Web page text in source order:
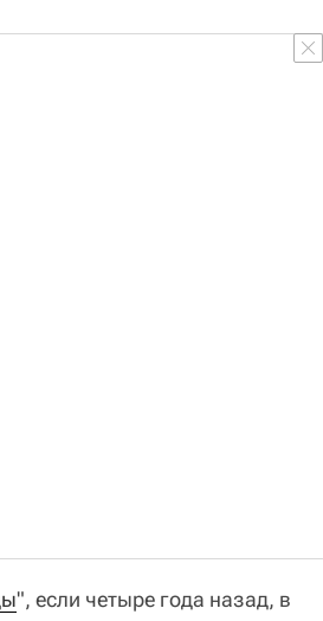
", если четыре года назад, в